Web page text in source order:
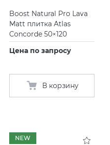
Boost Natural Pro Lava
Matt плитка Atlas
Concorde 50×120
Цена по запросу
В корзину
NEW